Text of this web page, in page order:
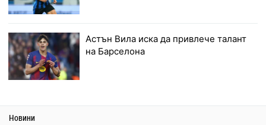
Астън Вила иска да привлече талант
на Барселона
Новини